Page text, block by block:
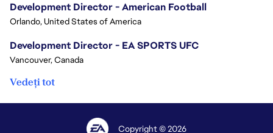
Development Director - American Football
Orlando, United States of America
Development Director - EA SPORTS UFC
Vancouver, Canada
Vedeți tot
Copyright © 2026